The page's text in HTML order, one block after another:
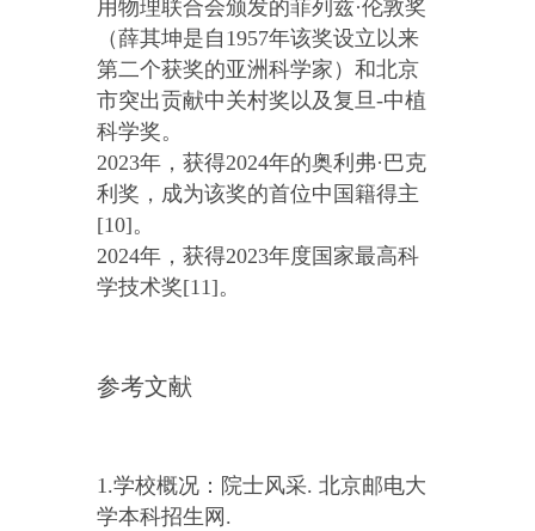
用物理联合会颁发的菲列兹·伦敦奖
（薛其坤是自1957年该奖设立以来
第二个获奖的亚洲科学家）和北京
市突出贡献中关村奖以及复旦-中植
科学奖。
2023年，获得2024年的奥利弗·巴克
利奖，成为该奖的首位中国籍得主
[10]。
2024年，获得2023年度国家最高科
学技术奖[11]。
参考文献
1.学校概况：院士风采. 北京邮电大
学本科招生网.